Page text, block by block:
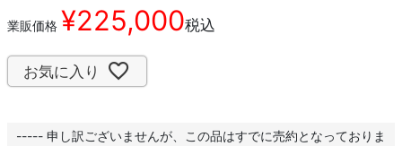
業販価格 ¥225,000税込
お気に入り
----- 申し訳ございませんが、この品はすでに売約となっておりま